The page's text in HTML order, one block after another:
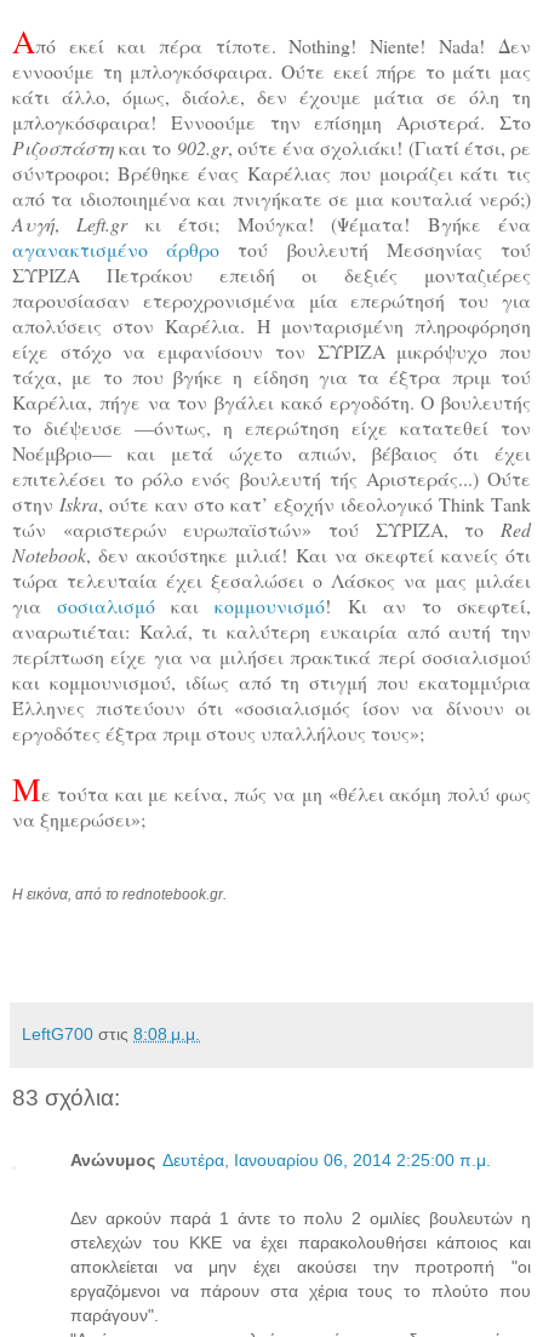
Από εκεί και πέρα τίποτε.Nothing!Niente!Nada! Δεν
εννοούμε τη μπλογκόσφαιρα. Ούτε εκεί πήρε το μάτι μας
κάτι άλλο, όμως, διάολε, δεν έχουμε μάτια σε όλη τη
μπλογκόσφαιρα! Εννοούμε την επίσημη Αριστερά. Στο
Ριζοσπάστηκαι το 902.gr, ούτε ένα σχολιάκι! (Γιατί έτσι, ρε
σύντροφοι; Βρέθηκε ένας Καρέλιας που μοιράζει κάτι τις
από τα ιδιοποιημένα και πνιγήκατε σε μια κουταλιά νερό;)
Αυγή, Left.grκι έτσι; Μούγκα! (Ψέματα! Βγήκε ένα
αγανακτισμένο άρθρο τού βουλευτή Μεσσηνίας τού
ΣΥΡΙΖΑ Πετράκου επειδή οι δεξιές μονταζιέρες
παρουσίασαν ετεροχρονισμένα μία επερώτησή του για
απολύσεις στον Καρέλια. Η μονταρισμένη πληροφόρηση
είχε στόχο να εμφανίσουν τον ΣΥΡΙΖΑ μικρόψυχο που
τάχα, με το που βγήκε η είδηση για τα έξτρα πριμ τού
Καρέλια, πήγε να τον βγάλει κακό εργοδότη. Ο βουλευτής
το διέψευσε —όντως, η επερώτηση είχε κατατεθεί τον
Νοέμβριο— και μετά ώχετο απιών, βέβαιος ότι έχει
επιτελέσει το ρόλο ενός βουλευτή τής Αριστεράς...) Ούτε
στην Iskra, ούτε καν στο κατ’ εξοχήν ιδεολογικό Think Tank
τών «αριστερών ευρωπαϊστών» τού ΣΥΡΙΖΑ, το Red
Notebook, δεν ακούστηκε μιλιά! Και να σκεφτεί κανείς ότι
τώρα τελευταία έχει ξεσαλώσει ο Λάσκος να μας μιλάει
γιασοσιαλισμό καικομμουνισμό! Κι αν το σκεφτεί,
αναρωτιέται: Καλά, τι καλύτερη ευκαιρία από αυτή την
περίπτωση είχε για να μιλήσει πρακτικά περί σοσιαλισμού
και κομμουνισμού, ιδίως από τη στιγμή που εκατομμύρια
Έλληνες πιστεύουν ότι «σοσιαλισμός ίσον να δίνουν οι
εργοδότες έξτρα πριμ στους υπαλλήλους τους»;
Με τούτα και με κείνα, πώς να μη «θέλει ακόμη πολύ φως
να ξημερώσει»;
Η εικόνα, από το rednotebook.gr.
LeftG700 στις 8:08 μ.μ.
83 σχόλια:
Ανώνυμος Δευτέρα, Ιανουαρίου 06, 2014 2:25:00 π.μ.
Δεν αρκούν παρά 1 άντε το πολυ 2 ομιλίες βουλευτών η
στελεχών του ΚΚΕ να έχει παρακολουθήσει κάποιος και
αποκλείεται να μην έχει ακούσει την προτροπή "οι
εργαζόμενοι να πάρουν στα χέρια τους το πλούτο που
παράγουν".